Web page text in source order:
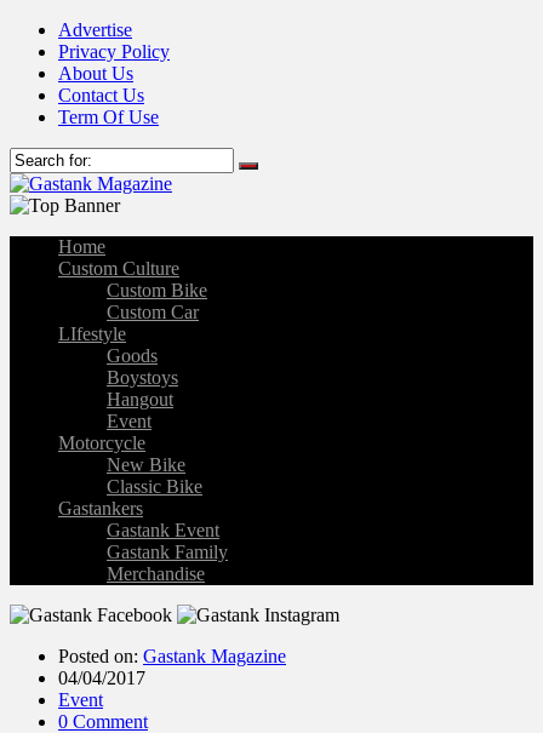
Advertise
Privacy Policy
About Us
Contact Us
Term Of Use
Home
Custom Culture
Custom Bike
Custom Car
LIfestyle
Goods
Boystoys
Hangout
Event
Motorcycle
New Bike
Classic Bike
Gastankers
Gastank Event
Gastank Family
Merchandise
Posted on: Gastank Magazine
04/04/2017
Event
0 Comment